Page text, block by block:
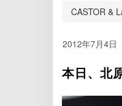
CASTOR &
2012年7月4日
本日、北